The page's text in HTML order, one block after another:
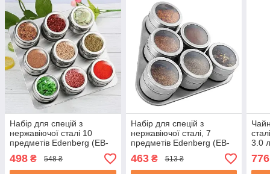
Набір для спецій з
нержавіючої сталі 10
предметів Edenberg (EB-
3500)
498 ₴ 548 ₴
Набір для спецій з
нержавіючої сталі, 7
предметів Edenberg (EB-
3499)
463₴ 513 ₴
3.0
776